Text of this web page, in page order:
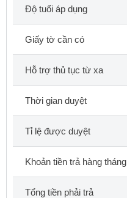
Độ tuổi áp dụng
Giấy tờ cần có
Hỗ trợ thủ tục từ xa
Thời gian duyệt
Tỉ lệ được duyệt
Khoản tiền trả hàng tháng
Tổng tiền phải trả